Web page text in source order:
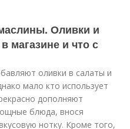
Оливки и
магазине и что с
оливки в салаты и
мало кто использует
дополняют
блюда, внося
нотку. Кроме того,